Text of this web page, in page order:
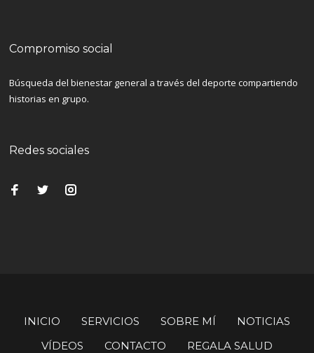
Compromiso social
Búsqueda del bienestar general a través del deporte compartiendo
historias en grupo.
Redes sociales
INICIO SERVICIOS SOBRE MÍ
NOTICIAS
VÍDEOS
CONTACTO REGALA SALUD